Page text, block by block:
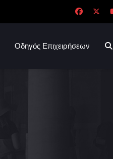
Οδηγός Επιχειρήσεων